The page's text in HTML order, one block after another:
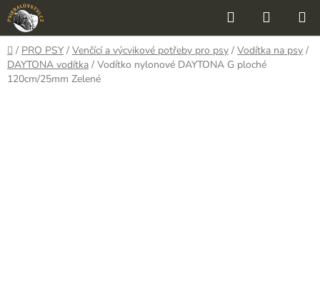
Přejít
na
obsah
Hledat
KOŠÍK
Domů
/ PRO PSY / Venčící a výcvikové potřeby pro psy / Vodítka na psy /
DAYTONA vodítka / Vodítko nylonové DAYTONA G ploché
120cm/25mm Zelené